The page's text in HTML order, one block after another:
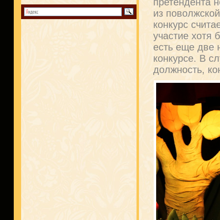
из
конкурс
участие хотя
есть еще две
конкурсе. В
должность,